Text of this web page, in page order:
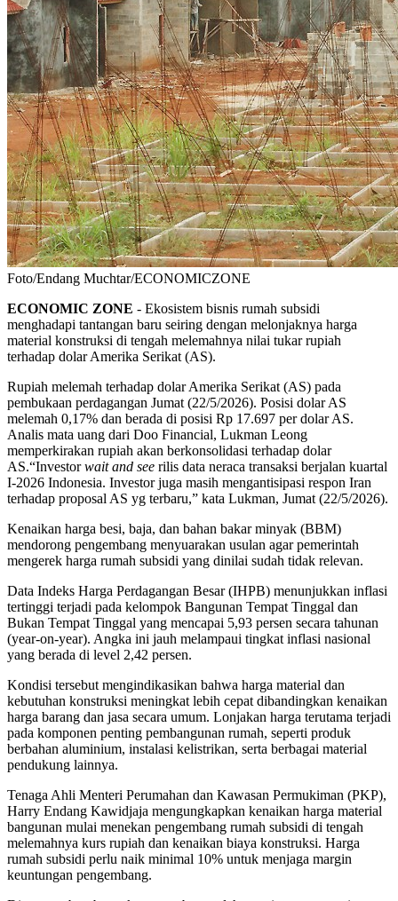
Foto/Endang Muchtar/ECONOMICZONE
ECONOMIC ZONE - Ekosistem bisnis rumah subsidi
menghadapi tantangan baru seiring dengan melonjaknya harga
material konstruksi di tengah melemahnya nilai tukar rupiah
terhadap dolar Amerika Serikat (AS).
Rupiah melemah terhadap dolar Amerika Serikat (AS) pada
pembukaan perdagangan Jumat (22/5/2026). Posisi dolar AS
melemah 0,17% dan berada di posisi Rp 17.697 per dolar AS.
Analis mata uang dari Doo Financial, Lukman Leong
memperkirakan rupiah akan berkonsolidasi terhadap dolar
AS.“Investorwait and see rilis data neraca transaksi berjalan kuartal
I-2026 Indonesia. Investor juga masih mengantisipasi respon Iran
terhadap proposal AS yg terbaru,” kata Lukman, Jumat (22/5/2026).
Kenaikan harga besi, baja, dan bahan bakar minyak (BBM)
mendorong pengembang menyuarakan usulan agar pemerintah
mengerek harga rumah subsidi yang dinilai sudah tidak relevan.
Data Indeks Harga Perdagangan Besar (IHPB) menunjukkan inflasi
tertinggi terjadi pada kelompok Bangunan Tempat Tinggal dan
Bukan Tempat Tinggal yang mencapai 5,93 persen secara tahunan
(year-on-year). Angka ini jauh melampaui tingkat inflasi nasional
yang berada di level 2,42 persen.
Kondisi tersebut mengindikasikan bahwa harga material dan
kebutuhan konstruksi meningkat lebih cepat dibandingkan kenaikan
harga barang dan jasa secara umum. Lonjakan harga terutama terjadi
pada komponen penting pembangunan rumah, seperti produk
berbahan aluminium, instalasi kelistrikan, serta berbagai material
pendukung lainnya.
Tenaga Ahli Menteri Perumahan dan Kawasan Permukiman (PKP),
Harry Endang Kawidjaja mengungkapkan kenaikan harga material
bangunan mulai menekan pengembang rumah subsidi di tengah
melemahnya kurs rupiah dan kenaikan biaya konstruksi. Harga
rumah subsidi perlu naik minimal 10% untuk menjaga margin
keuntungan pengembang.